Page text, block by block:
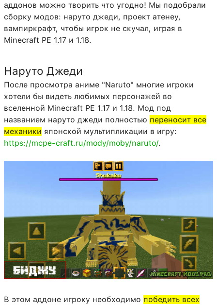
аддонов можно творить что угодно! Мы подобрали
сборку модов: наруто джеди, проект атенеу,
вампиркрафт, чтобы игрок не скучал, играя в
Minecraft PE 1.17 и 1.18.
Наруто Джеди
После просмотра аниме "Naruto" многие игроки
хотели бы видеть любимых персонажей во
вселенной Minecraft PE 1.17 и 1.18. Мод под
названием наруто джеди полностью переносит все
механики японской мультипликации в игру:
https://mcpe-craft.ru/mody/moby/naruto/.
В этом аддоне игроку необходимо победить всех